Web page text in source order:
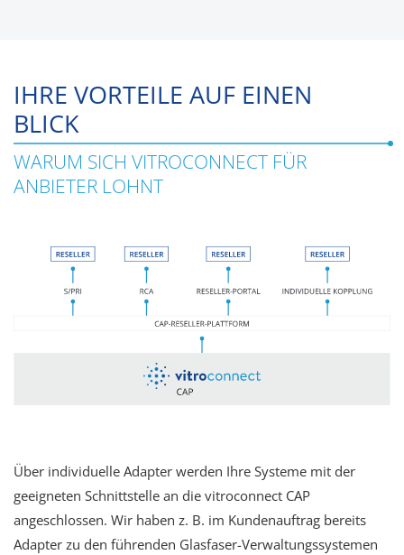
IHRE VORTEILE AUF EINEN
BLICK
WARUM SICH VITROCONNECT FÜR
ANBIETER LOHNT
Über individuelle Adapter werden Ihre Systeme mit der
geeigneten Schnittstelle an die vitroconnect CAP
angeschlossen. Wir haben z. B. im Kundenauftrag bereits
Adapter zu den führenden Glasfaser-Verwaltungssystemen